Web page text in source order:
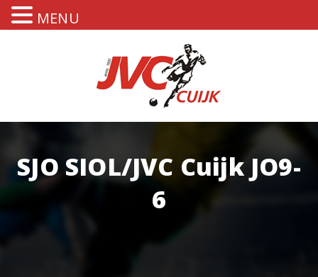
SJO SIOL/JVC Cuijk JO9-
6
MENU